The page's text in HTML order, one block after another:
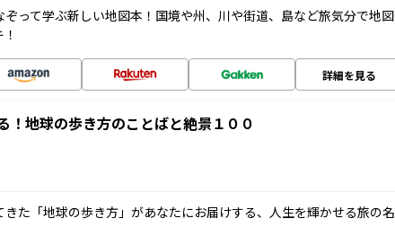
って学ぶ新しい地図本！国境や州、川や街道、島など旅気分で地図
詳細を見る
！地球の歩き方のことばと絶景１００
た「地球の歩き方」があなたにお届けする、人生を輝かせる旅の名